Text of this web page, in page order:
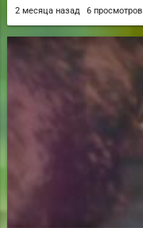
2 месяца назад 6 просмотров